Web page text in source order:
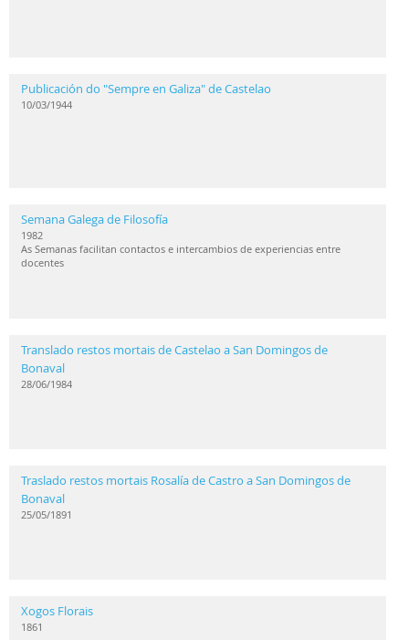
Publicación do "Sempre en Galiza" de Castelao
10/03/1944
Semana Galega de Filosofía
1982
As Semanas facilitan contactos e intercambios de experiencias entre
docentes
Translado restos mortais de Castelao a San Domingos de
Bonaval
28/06/1984
Traslado restos mortais Rosalía de Castro a San Domingos de
Bonaval
25/05/1891
Xogos Florais
1861